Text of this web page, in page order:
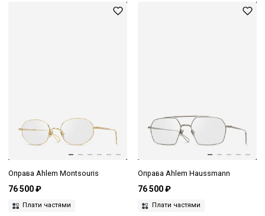
Оправа Ahlem Montsouris
76 500 ₽
Плати частями
Оправа Ahlem Haussmann
76 500 ₽
Плати частями